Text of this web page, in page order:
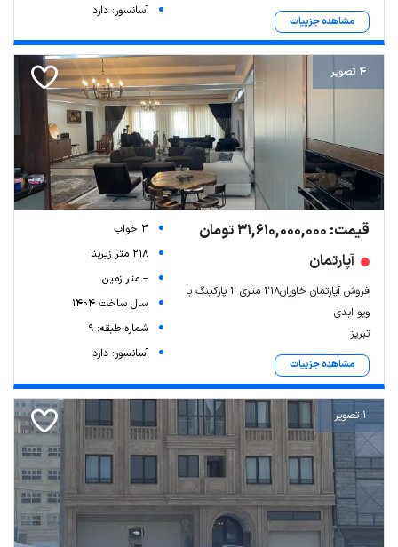
مشاهده جزییات
آسانسور: دارد
4 تصویر
قیمت: 31,610,000,000 تومان
آپارتمان
فروش آپارتمان خاوران۲۱۸ متری ۲ پارکینگ با
ویو ابدی
تبریز
مشاهده جزییات
3 خواب
218 متر زیربنا
-- متر زمین
سال ساخت 1404
شماره طبقه: 9
آسانسور: دارد
1 تصویر